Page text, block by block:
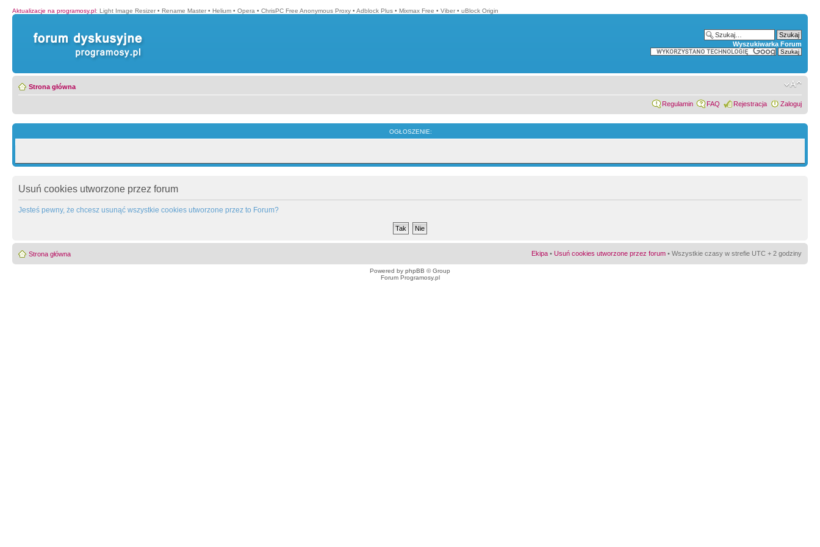
Aktualizacje na programosy.pl: Light Image Resizer • Rename Master • Helium • Opera • ChrisPC Free Anonymous Proxy • Adblock Plus • Mixmax Free • Viber • uBlock Origin
Wyszukiwarka Forum
Strona główna
Regulamin FAQ Rejestracja Zaloguj
OGŁOSZENIE:
Usuń cookies utworzone przez forum
Jesteś pewny, że chcesz usunąć wszystkie cookies utworzone przez to Forum?
Strona główna Ekipa • Usuń cookies utworzone przez forum • Wszystkie czasy w strefie UTC + 2 godziny
Powered by phpBB © Group
Forum Programosy.pl